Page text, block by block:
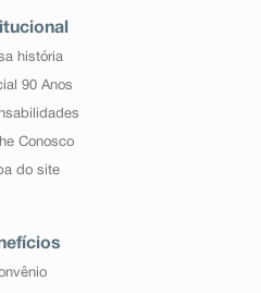
história
90 Anos
Conosco
do site